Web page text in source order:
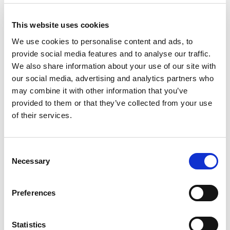
This website uses cookies
We use cookies to personalise content and ads, to
provide social media features and to analyse our traffic.
We also share information about your use of our site with
our social media, advertising and analytics partners who
may combine it with other information that you’ve
provided to them or that they’ve collected from your use
of their services.
Selection
Necessary
Preferences
Statistics
centro e a 200 metri dalla spiaggia.
Bambini fino a 10 anni gratis in hotel, per soggiorni dal
02/06/26 al 16/07/26 e dal 30/08/26 al 12/09/26
Posizione
L'Hotel Madison*** è situato nel centro di Gabicce in una
zona molto tranquilla a soli due passi dal mare.
Info utili
Spiaggia convenzionatada saldare in loco, spiaggia
Marisa 23,con area giochi e campo da beach volley.
L'hotel Madison dispone di camere semplici e luminose,
satellitare, cassaforte, radio, balcone. Aria condizionata,
Ammessi in camera e in tutte le aree dell’hotel, con la sola